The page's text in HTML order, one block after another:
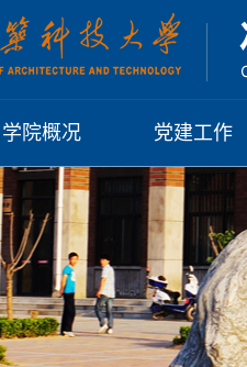
学院概况
学院介绍
历任领导
现任领导
组织架构
党建工作
党建工作概
基层组织
规章制度
学习园地
习近平总书记
系列讲话
硕士点
博士点